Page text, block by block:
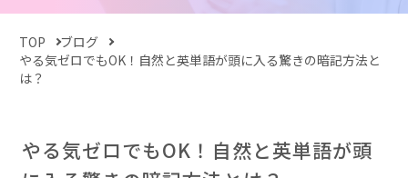
TOP
ブログ
やる気ゼロでもOK！自然と英単語が頭に入る驚きの暗記方法と
は？
やる気ゼロでもOK！自然と英単語が頭